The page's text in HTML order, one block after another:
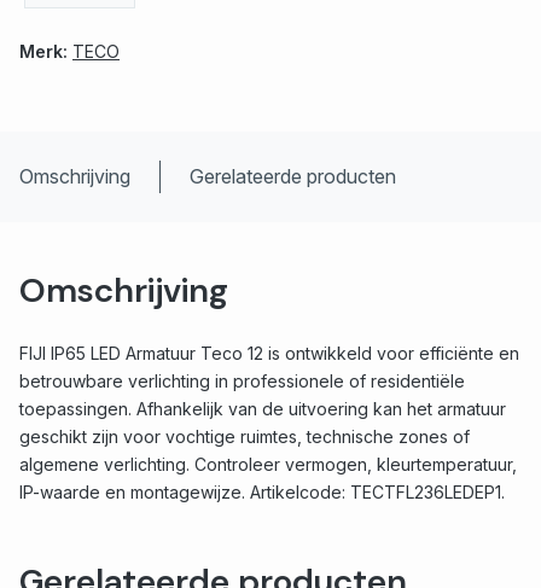
Merk: TECO
Omschrijving Gerelateerde producten
Omschrijving
FIJI IP65 LED Armatuur Teco 12 is ontwikkeld voor efficiënte en
betrouwbare verlichting in professionele of residentiële
toepassingen. Afhankelijk van de uitvoering kan het armatuur
geschikt zijn voor vochtige ruimtes, technische zones of
algemene verlichting. Controleer vermogen, kleurtemperatuur,
IP-waarde en montagewijze. Artikelcode: TECTFL236LEDEP1.